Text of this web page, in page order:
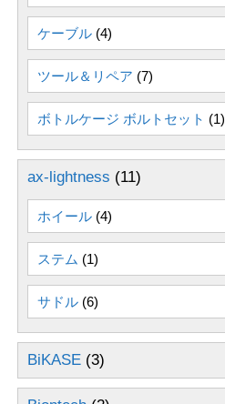
ケーブル (4)
ツール＆リペア (7)
ボトルケージ ボルトセット (1)
ax-lightness (11)
ホイール (4)
ステム (1)
サドル (6)
BiKASE (3)